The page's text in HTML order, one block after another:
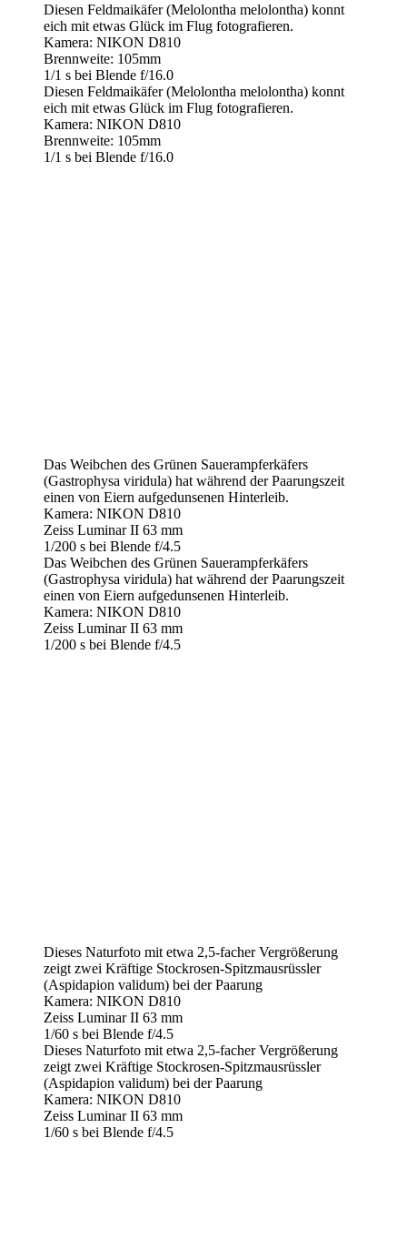
Diesen Feldmaikäfer (Melolontha melolontha) konnt
eich mit etwas Glück im Flug fotografieren.
Kamera: NIKON D810
Brennweite: 105mm
1/1 s bei Blende f/16.0
Diesen Feldmaikäfer (Melolontha melolontha) konnt
eich mit etwas Glück im Flug fotografieren.
Kamera: NIKON D810
Brennweite: 105mm
1/1 s bei Blende f/16.0
Das Weibchen des Grünen Sauerampferkäfers
(Gastrophysa viridula) hat während der Paarungszeit
einen von Eiern aufgedunsenen Hinterleib.
Kamera: NIKON D810
Zeiss Luminar II 63 mm
1/200 s bei Blende f/4.5
Das Weibchen des Grünen Sauerampferkäfers
(Gastrophysa viridula) hat während der Paarungszeit
einen von Eiern aufgedunsenen Hinterleib.
Kamera: NIKON D810
Zeiss Luminar II 63 mm
1/200 s bei Blende f/4.5
Dieses Naturfoto mit etwa 2,5-facher Vergrößerung
zeigt zwei Kräftige Stockrosen-Spitzmausrüssler
(Aspidapion validum) bei der Paarung
Kamera: NIKON D810
Zeiss Luminar II 63 mm
1/60 s bei Blende f/4.5
Dieses Naturfoto mit etwa 2,5-facher Vergrößerung
zeigt zwei Kräftige Stockrosen-Spitzmausrüssler
(Aspidapion validum) bei der Paarung
Kamera: NIKON D810
Zeiss Luminar II 63 mm
1/60 s bei Blende f/4.5